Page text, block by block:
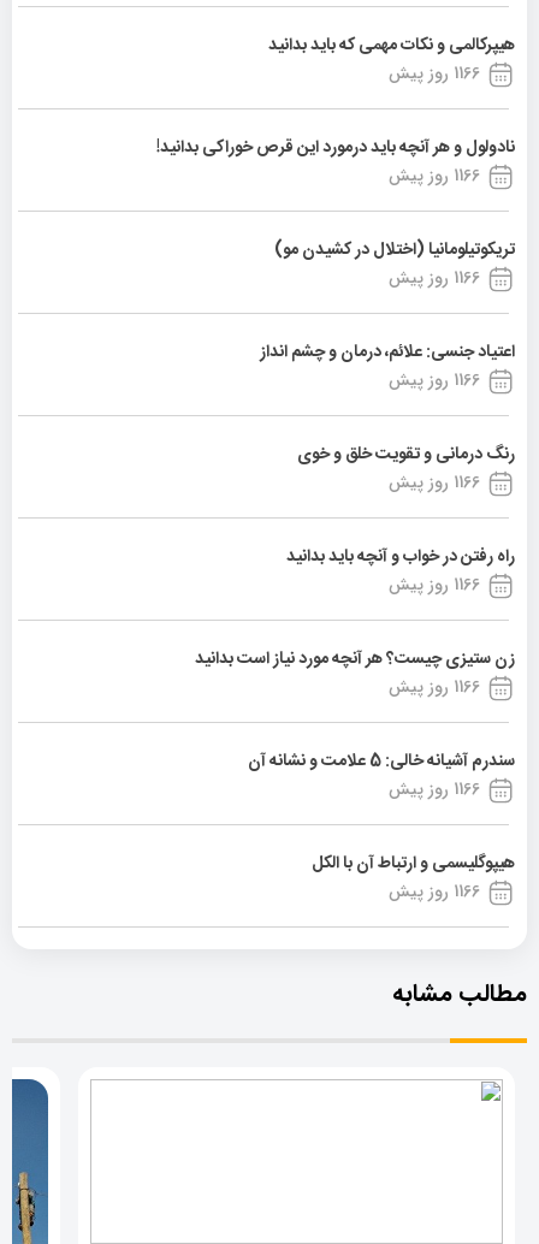
هیپرکالمی و نکات مهمی که باید بدانید
1166 روز پیش
نادولول و هر آنچه باید درمورد این قرص خوراکی بدانید!
1166 روز پیش
تریکوتیلومانیا (اختلال در کشیدن مو)
1166 روز پیش
اعتیاد جنسی: علائم، درمان و چشم انداز
1166 روز پیش
رنگ درمانی و تقویت خلق و خوی
1166 روز پیش
راه رفتن در خواب و آنچه باید بدانید
1166 روز پیش
زن ستیزی چیست؟ هر آنچه مورد نیاز است بدانید
1166 روز پیش
سندرم آشیانه خالی: 5 علامت و نشانه آن
1166 روز پیش
هیپوگلیسمی و ارتباط آن با الکل
1166 روز پیش
مطالب مشابه